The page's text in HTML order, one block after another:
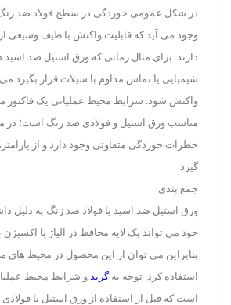
در شکل عمومی خوردگی در سطح فولاد ضد زنگ
وجود می آید که قابلیت واکنش با طیف وسیعی از
دارند. برای مثال زمانی که ورق استیل ضد اسید
شیمیایی یا تماس مداوم با سیلات قرار بگیرد
واکنش شود. شرایط محیط عملیاتی یک فاکتور
مناسب ورق استیل و فولادی ضد زنگ است؛ در
خطرات خوردگی متفاوتی وجود دارد و از
گیرد.
جمع بندی
ورق استیل ضد اسید یا فولاد ضد زنگ به دلیل
خود می تواند یک لایه محافظ در آلیاژ با اکسیژن
بنابراین می توان از این محصول در محیط های
استفاده کرد. توجه بهگرید و شرایط محیط
است که قبل از استفاده از ورق استیل یا فولادی